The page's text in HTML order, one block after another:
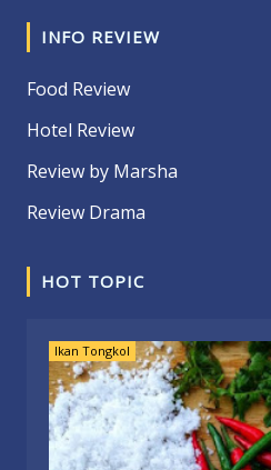
INFO REVIEW
Food Review
Hotel Review
Review by Marsha
Review Drama
HOT TOPIC
Ikan Tongkol